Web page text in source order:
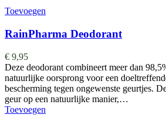
Toevoegen
RainPharma Deodorant
€ 9,95
Deze deodorant combineert meer dan
natuurlijke oorsprong voor een
bescherming tegen ongewenste geurtjes.
geur op een natuurlijke manier,…
Toevoegen